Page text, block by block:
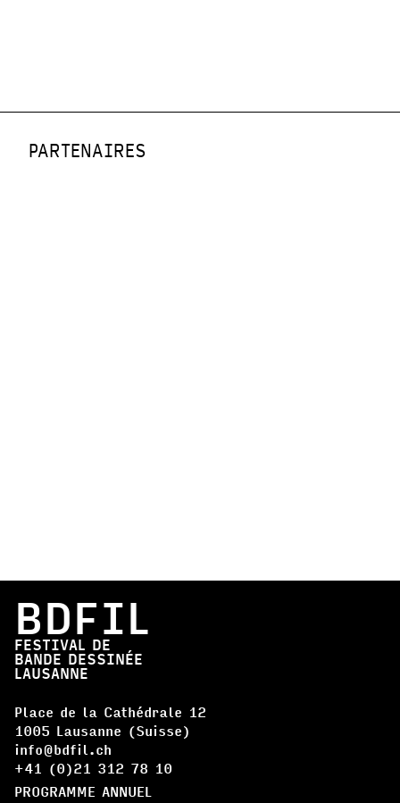
PARTENAIRES
BDFIL
FESTIVAL DE
BANDE DESSINÉE
LAUSANNE
Place de la Cathédrale 12
1005 Lausanne (Suisse)
info@bdfil.ch
+41 (0)21 312 78 10
PROGRAMME ANNUEL